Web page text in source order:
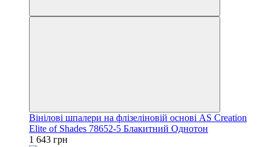
Вінілові шпалери на флізеліновій основі AS Creation
Elite of Shades 78652-5 Блакитний Однотон
1 643 грн